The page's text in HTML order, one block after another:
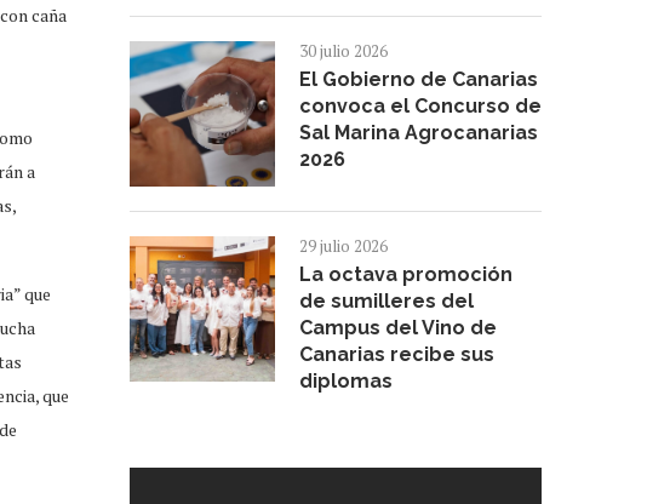
caña
a
que
que
30 julio 2026
El Gobierno de Canarias
convoca el Concurso de
Sal Marina Agrocanarias
2026
29 julio 2026
La octava promoción
de sumilleres del
Campus del Vino de
Canarias recibe sus
diplomas